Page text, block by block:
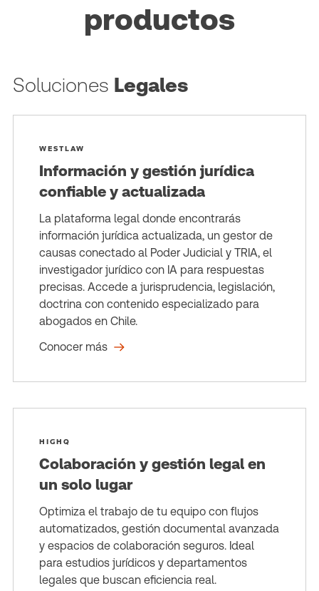
productos
Soluciones Legales
WESTLAW
Información y gestión jurídica
confiable y actualizada
La plataforma legal donde encontrarás
información jurídica actualizada, un gestor de
causas conectado al Poder Judicial y TRIA, el
investigador jurídico con IA para respuestas
precisas. Accede a jurisprudencia, legislación,
doctrina con contenido especializado para
abogados en Chile.
Conocer más
HIGHQ
Colaboración y gestión legal en
un solo lugar
Optimiza el trabajo de tu equipo con flujos
automatizados, gestión documental avanzada
y espacios de colaboración seguros. Ideal
para estudios jurídicos y departamentos
legales que buscan eficiencia real.